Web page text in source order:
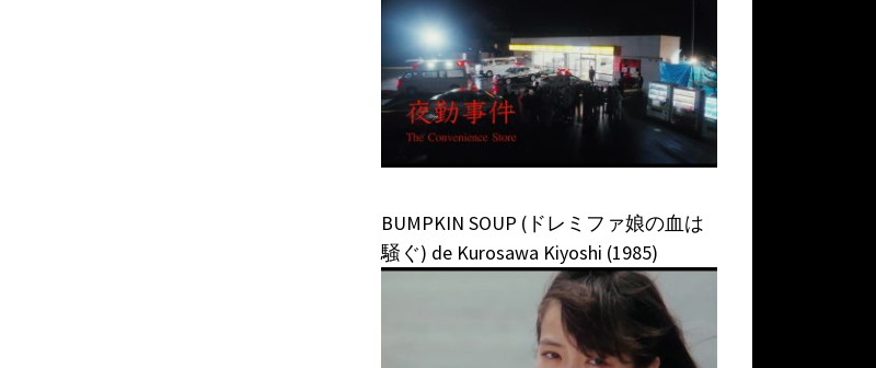
BUMPKIN SOUP (ドレミファ娘の血は
騒ぐ) de Kurosawa Kiyoshi (1985)